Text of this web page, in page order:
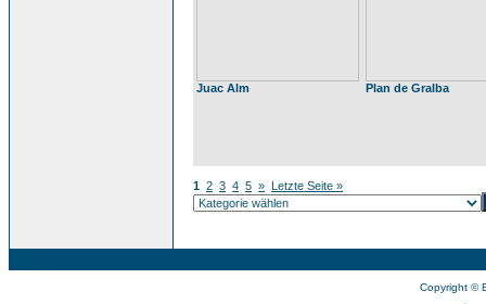
Juac Alm Plan de Gralba
1 2 3 4 5 » Letzte Seite »
Copyright ©